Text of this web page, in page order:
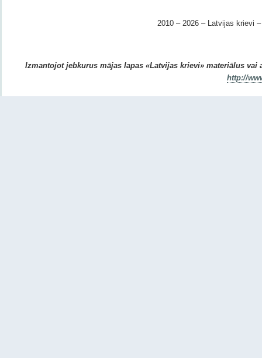
2010 – 2026 – Latvijas krievi –
Izmantojot jebkurus mājas lapas «Latvijas krievi» materiālus
http://